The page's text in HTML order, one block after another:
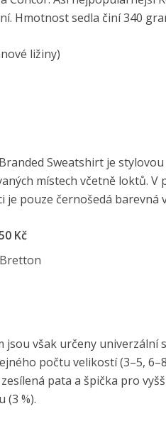
Hmotnost sedla činí 340
ližiny)
Sweatshirt je
místech včetně loktů. V
pouze černošedá barevná
Kč
Bretton
však určeny univerzální
počtu velikostí (3–5,
pata a špička pro
(3 %).